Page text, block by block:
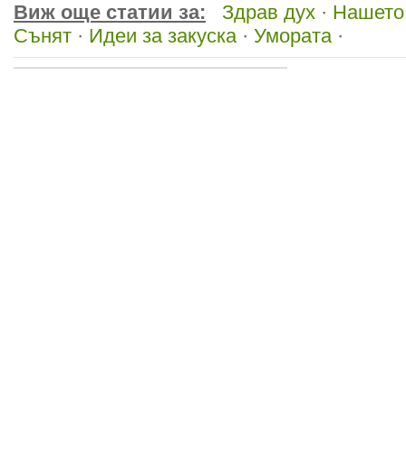
Виж още статии за: Здрав дух ·
Сънят · Идеи за закуска· Умората·